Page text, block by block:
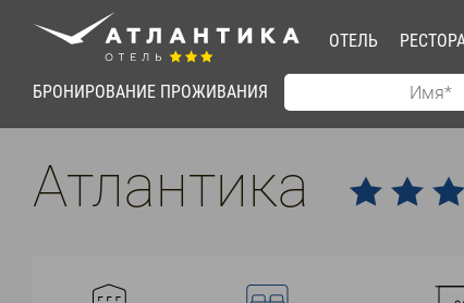
ОТЕЛЬ
БРОНИРОВАНИЕ ПРОЖИВАНИЯ
Атлантика